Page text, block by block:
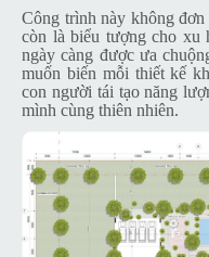
Công trình này không
còn là biểu tượng cho xu
ngày càng được ưa
muốn biến mỗi thiết kế
con người tái tạo năng
mình cùng thiên nhiên.